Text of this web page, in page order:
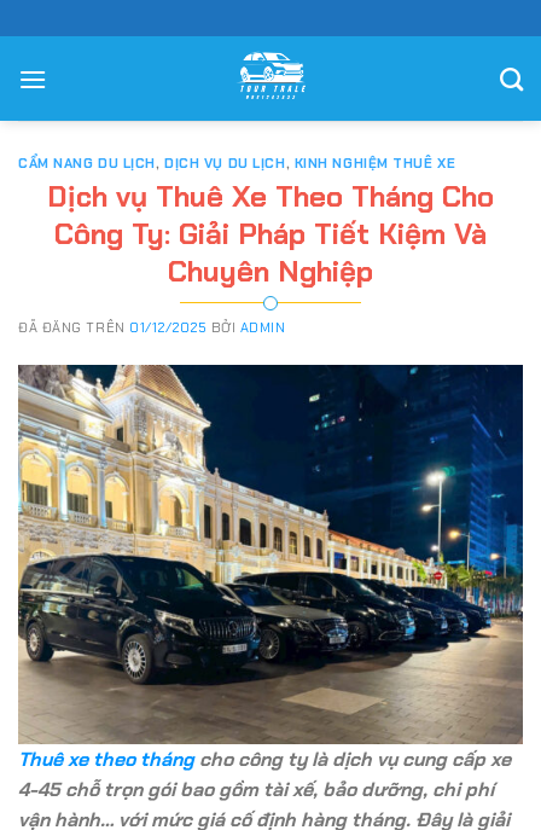
đến
nội
CẨM NANG DU LỊCH,DỊCH VỤ DU LỊCH, KINH NGHIỆM THUÊ XE
Dịch vụ Thuê Xe Theo Tháng Cho
Công Ty: Giải Pháp Tiết Kiệm Và
Chuyên Nghiệp
ĐÃ ĐĂNG TRÊN 01/12/2025 BỞI ADMIN
Thuê xe theo thángcho công ty là dịch vụ cung cấp xe
4-45 chỗ trọn gói bao gồm tài xế, bảo dưỡng, chi phí
vận hành… với mức giá cố định hàng tháng. Đây là giải